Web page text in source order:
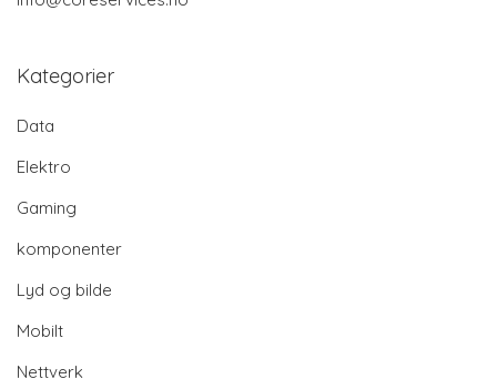
Kategorier
Data
Elektro
Gaming
komponenter
Lyd og bilde
Mobilt
Nettverk